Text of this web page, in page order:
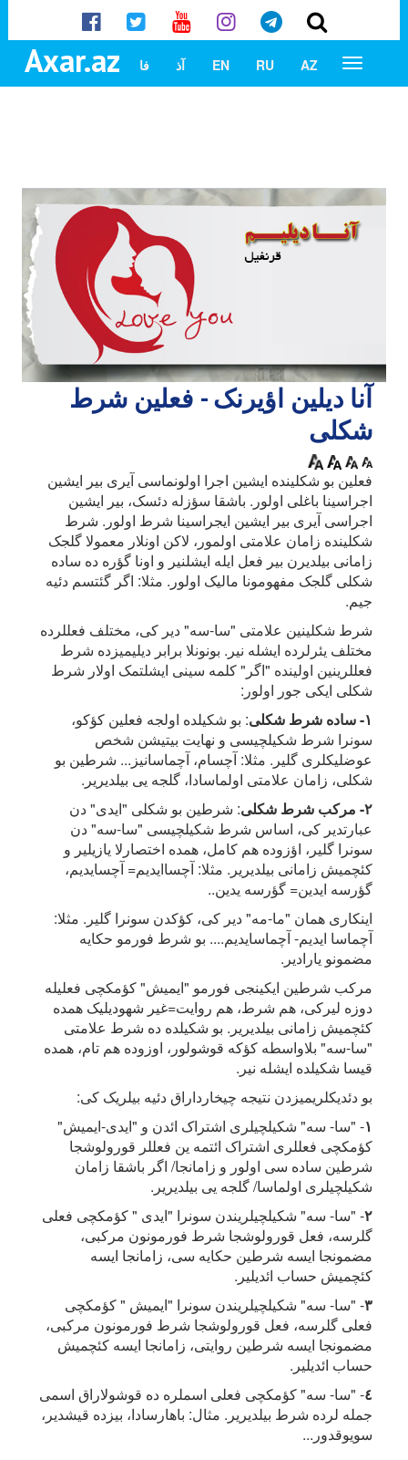
Axar.az AZ
RU
EN آذ فا
آنا دیلین اؤیرنک - فعلین شرط
شکلی
فعلین بو شکلینده ایشین اجرا اولونماسی آیری بیر ایشین
اجراسینا باغلی اولور. باشقا سؤزله دئسک، بیر ایشین
اجراسی آیری بیر ایشین ایجراسینا شرط اولور. شرط
شکلینده زامان علامتی اولمور، لاکن اونلار معمولا گلجک
زامانی بیلدیرن بیر فعل ایله ایشلنیر و اونا گؤره ده ساده
شکلی گلجک مفهومونا مالیک اولور. مثلا: اگر گئتسم دئیه
جیم.
شرط شکلینین علامتی "سا-سه" دیر کی، مختلف فعللرده
مختلف یئرلرده ایشله نیر. بونونلا برابر دیلیمیزده شرط
فعللرینین اولینده "اگر" کلمه سینی ایشلتمک اولار شرط
شکلی ایکی جور اولور:
١- ساده شرط شکلی
: بو شکیلده اولجه فعلین کؤکو،
سونرا شرط شکیلچیسی و نهایت بیتیشن شخص
عوضلیکلری گلیر. مثلا: آچسام، آچماسانیز... شرطین بو
شکلی، زامان علامتی اولماسادا، گلجه یی بیلدیریر.
٢- مرکب شرط شکلی
: شرطین بو شکلی "ایدی" دن
عبارتدیر کی، اساس شرط شکیلچیسی "سا-سه" دن
سونرا گلیر، اؤزوده هم کامل، همده اختصارلا یازیلیر و
کئچمیش زامانی بیلدیریر. مثلا: آچساایدیم= آچسایدیم،
گؤرسه ایدین= گؤرسه یدین..
اینکاری همان "ما-مه" دیر کی، کؤکدن سونرا گلیر. مثلا:
آچماسا ایدیم- آچماسایدیم.... بو شرط فورمو حکایه
مضمونو یارادیر.
مرکب شرطین ایکینجی فورمو "ایمیش" کؤمکچی فعلیله
دوزه لیرکی، هم شرط، هم روایت=غیر شهودیلیک همده
کئچمیش زامانی بیلدیریر. بو شکیلده ده شرط علامتی
"سا-سه" بلاواسطه کؤکه قوشولور، اوزوده هم تام، همده
قیسا شکیلده ایشله نیر.
بو دئدیکلریمیزدن نتیجه چیخارداراق دئیه بیلریک کی:
١- "سا- سه" شکیلچیلری اشتراک ائدن و "ایدی-ایمیش"
کؤمکچی فعللری اشتراک ائتمه ین فعللر قورولوشجا
شرطین ساده سی اولور و زامانجا/ اگر باشقا زامان
شکیلچیلری اولماسا/ گلجه یی بیلدیریر.
٢- "سا- سه" شکیلچیلریندن سونرا "ایدی " کؤمکچی فعلی
گلرسه، فعل قورولوشجا شرط فورمونون مرکبی،
مضمونجا ایسه شرطین حکایه سی، زامانجا ایسه
کئچمیش حساب ائدیلیر.
٣- "سا- سه" شکیلچیلریندن سونرا "ایمیش " کؤمکچی
فعلی گلرسه، فعل قورولوشجا شرط فورمونون مرکبی،
مضمونجا ایسه شرطین روایتی، زامانجا ایسه کئچمیش
حساب ائدیلیر.
٤- "سا- سه" کؤمکچی فعلی اسملره ده قوشولاراق اسمی
جمله لرده شرط بیلدیریر. مثال: باهارسادا، بیزده قیشدیر،
سویوقدور...